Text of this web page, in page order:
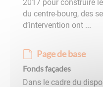
2017 pour construire
du centre-bourg, des
d’intervention ont ...
Page de base
Fonds façades
Dans le cadre du